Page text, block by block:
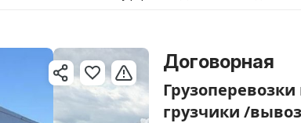
Договорная
грузчики /